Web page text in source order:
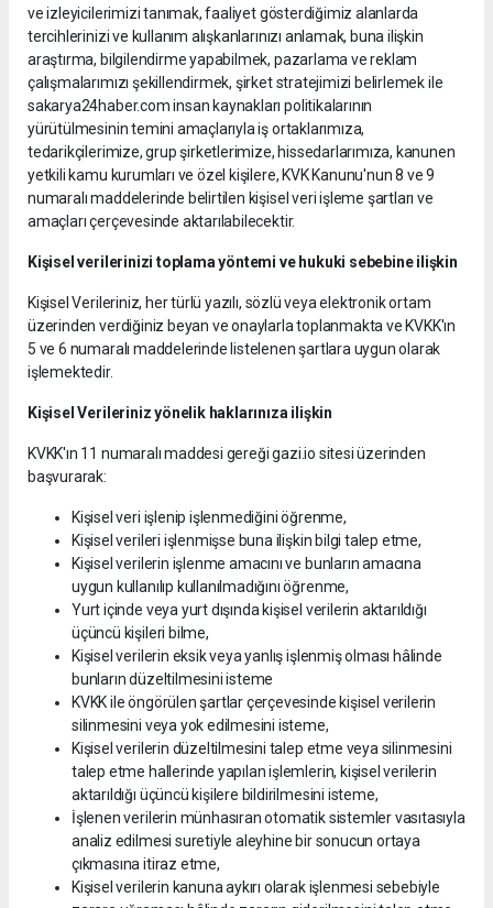
ve izleyicilerimizi tanımak, faaliyet gösterdiğimiz alanlarda
tercihlerinizi ve kullanım alışkanlarınızı anlamak, buna ilişkin
araştırma, bilgilendirme yapabilmek, pazarlama ve reklam
çalışmalarımızı şekillendirmek, şirket stratejimizi belirlemek ile
sakarya24haber.com insan kaynakları politikalarının
yürütülmesinin temini amaçlarıyla iş ortaklarımıza,
tedarikçilerimize, grup şirketlerimize, hissedarlarımıza, kanunen
yetkili kamu kurumları ve özel kişilere, KVK Kanunu'nun 8 ve 9
numaralı maddelerinde belirtilen kişisel veri işleme şartları ve
amaçları çerçevesinde aktarılabilecektir.
Kişisel verilerinizi toplama yöntemi ve hukuki sebebine ilişkin
Kişisel Verileriniz, her türlü yazılı, sözlü veya elektronik ortam
üzerinden verdiğiniz beyan ve onaylarla toplanmakta ve KVKK'ın
5 ve 6 numaralı maddelerinde listelenen şartlara uygun olarak
işlemektedir.
Kişisel Verileriniz yönelik haklarınıza ilişkin
KVKK'ın 11 numaralı maddesi gereği gazi.io sitesi üzerinden
başvurarak:
Kişisel veri işlenip işlenmediğini öğrenme,
Kişisel verileri işlenmişse buna ilişkin bilgi talep etme,
Kişisel verilerin işlenme amacını ve bunların amacına
uygun kullanılıp kullanılmadığını öğrenme,
Yurt içinde veya yurt dışında kişisel verilerin aktarıldığı
üçüncü kişileri bilme,
Kişisel verilerin eksik veya yanlış işlenmiş olması hâlinde
bunların düzeltilmesini isteme
KVKK ile öngörülen şartlar çerçevesinde kişisel verilerin
silinmesini veya yok edilmesini isteme,
Kişisel verilerin düzeltilmesini talep etme veya silinmesini
talep etme hallerinde yapılan işlemlerin, kişisel verilerin
aktarıldığı üçüncü kişilere bildirilmesini isteme,
İşlenen verilerin münhasıran otomatik sistemler vasıtasıyla
analiz edilmesi suretiyle aleyhine bir sonucun ortaya
çıkmasına itiraz etme,
Kişisel verilerin kanuna aykırı olarak işlenmesi sebebiyle